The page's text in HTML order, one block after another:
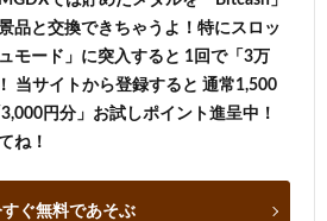
品と交換できちゃうよ！特にスロッ
モード」に突入すると 1回で「3万
当サイトから登録すると 通常1,500
円分」お試しポイント進呈中！
ね！
ぐ無料であそぶ